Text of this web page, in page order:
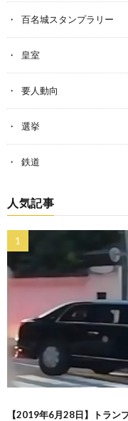
百名城スタンプラリー
皇室
要人動向
選挙
鉄道
人気記事
【2019年6月28日】トラン